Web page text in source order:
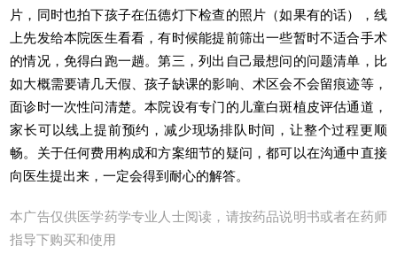
片，同时也拍下孩子在伍德灯下检查的照片（如果有的话），线
上先发给本院医生看看，有时候能提前筛出一些暂时不适合手术
的情况，免得白跑一趟。第三，列出自己最想问的问题清单，比
如大概需要请几天假、孩子缺课的影响、术区会不会留痕迹等，
面诊时一次性问清楚。本院设有专门的儿童白斑植皮评估通道，
家长可以线上提前预约，减少现场排队时间，让整个过程更顺
畅。关于任何费用构成和方案细节的疑问，都可以在沟通中直接
向医生提出来，一定会得到耐心的解答。
本广告仅供医学药学专业人士阅读，请按药品说明书或者在药师
指导下购买和使用